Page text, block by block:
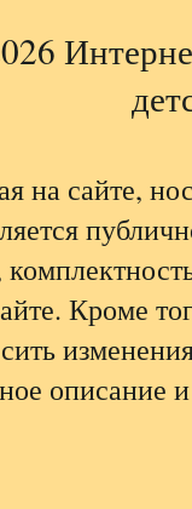
на сайте,
Кроме
описание